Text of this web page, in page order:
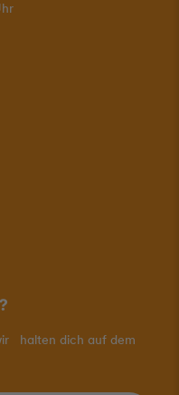
halten dich auf dem